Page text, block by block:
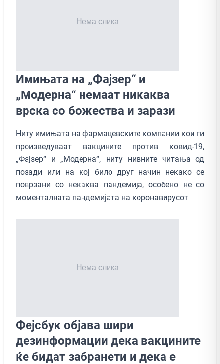
Имињата на „Фајзер“ и
„Модерна“ немаат никаква
врска со божества и зарази
Ниту имињата на фармацевските компании кои ги
произведуваат вакцините против ковид-19,
„Фајзер“ и „Модерна“, ниту нивните читања од
позади или на кој било друг начин некако се
поврзани со некаква пандемија, особено не со
моменталната пандемијата на коронавирусот
Фејсбук објава шири
дезинформации дека вакцините
ќе бидат забранети и дека е